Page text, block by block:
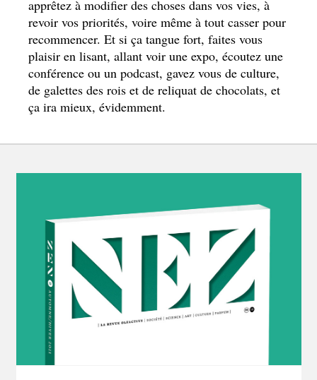
apprêtez à modifier des choses dans vos vies, à
revoir vos priorités, voire même à tout casser pour
recommencer. Et si ça tangue fort, faites vous
plaisir en lisant, allant voir une expo, écoutez une
conférence ou un podcast, gavez vous de culture,
de galettes des rois et de reliquat de chocolats, et
ça ira mieux, évidemment.